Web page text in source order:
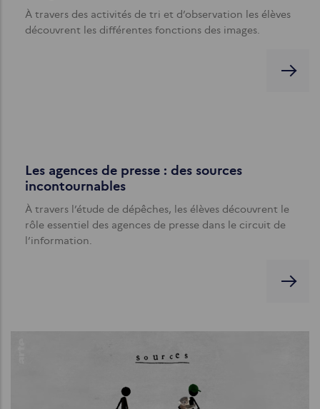
À travers des activités de tri et d’observation les élèves
découvrent les différentes fonctions des images.
Les agences de presse : des sources
incontournables
À travers l’étude de dépêches, les élèves découvrent le
rôle essentiel des agences de presse dans le circuit de
l’information.